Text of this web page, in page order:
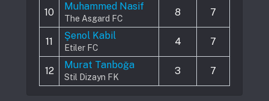
10
Muhammed Nasif
The Asgard FC
8 7
11
Şenol Kabil
Etiler FC
4 7
12
Murat Tanboğa
Stil Dizayn FK
3 7